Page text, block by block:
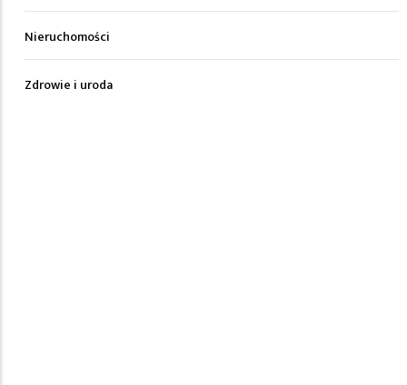
Nieruchomości
Zdrowie i uroda